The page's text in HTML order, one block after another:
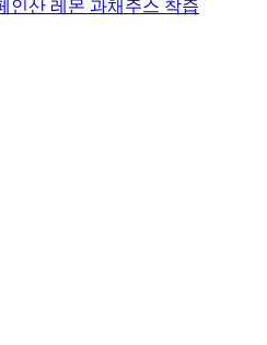
인산 레몬 과채주스 착즙